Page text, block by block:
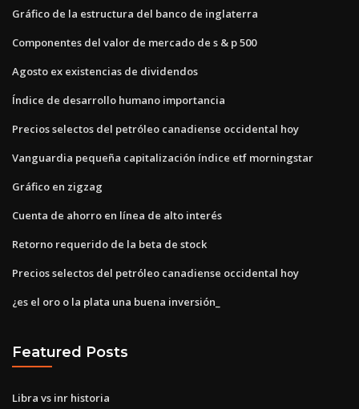
Gráfico de la estructura del banco de inglaterra
Componentes del valor de mercado de s & p 500
Agosto ex existencias de dividendos
Índice de desarrollo humano importancia
Precios selectos del petróleo canadiense occidental hoy
Vanguardia pequeña capitalización índice etf morningstar
Gráfico en zigzag
Cuenta de ahorro en línea de alto interés
Retorno requerido de la beta de stock
Precios selectos del petróleo canadiense occidental hoy
¿es el oro o la plata una buena inversión_
Featured Posts
Libra vs inr historia